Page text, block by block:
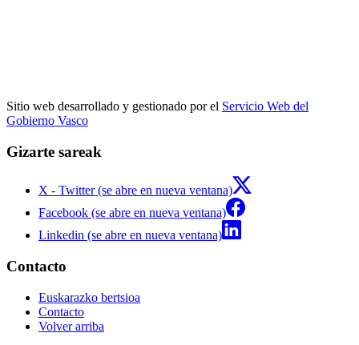
Sitio web desarrollado y gestionado por el Servicio Web del
Gobierno Vasco
Gizarte sareak
X - Twitter (se abre en nueva ventana)
Facebook (se abre en nueva ventana)
Linkedin (se abre en nueva ventana)
Contacto
Euskarazko bertsioa
Contacto
Volver arriba